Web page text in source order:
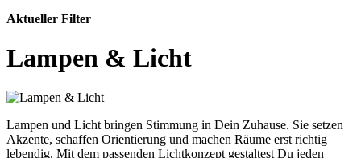
Aktueller Filter
Lampen & Licht
Lampen und Licht bringen Stimmung in Dein Zuhause. Sie setzen
Akzente, schaffen Orientierung und machen Räume erst richtig
lebendig. Mit dem passenden Lichtkonzept gestaltest Du jeden